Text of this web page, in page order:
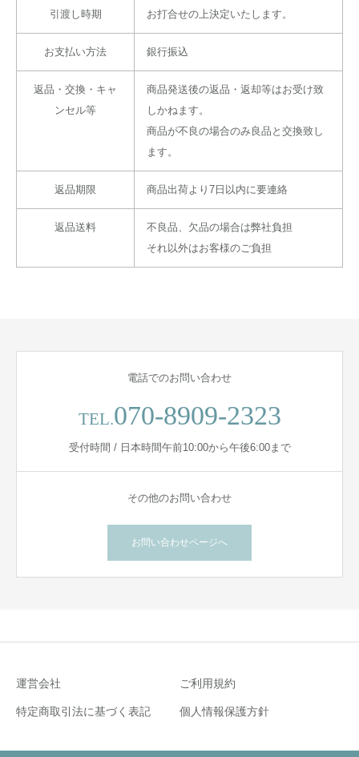
引渡し時期 お打合せの上決定いたします。
お支払い方法 銀行振込
返品・交換・キャ
ンセル等
商品発送後の返品・返却等はお受け致
しかねます。
商品が不良の場合のみ良品と交換致し
ます。
返品期限 商品出荷より7日以内に要連絡
返品送料
不良品、欠品の場合は弊社負担
それ以外はお客様のご負担
電話でのお問い合わせ
TEL.070-8909-2323
受付時間 / 日本時間午前10:00から午後6:00まで
その他のお問い合わせ
お問い合わせページへ
運営会社 ご利用規約
特定商取引法に基づく表記 個人情報保護方針